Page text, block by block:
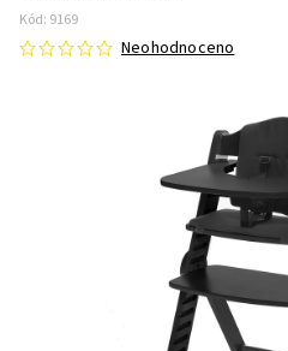
Kód: 9169
Neohodnoceno